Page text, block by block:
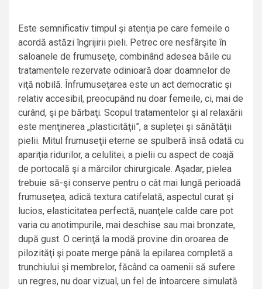
Este semnificativ timpul şi atenţia pe care femeile o
acordă astăzi îngrijirii pieli. Petrec ore nesfârşite în
saloanele de frumuseţe, combinând adesea băile cu
tratamentele rezervate odinioară doar doamnelor de
viţă nobilă. Înfrumuseţarea este un act democratic şi
relativ accesibil, preocupând nu doar femeile, ci, mai de
curând, şi pe bărbaţi. Scopul tratamentelor şi al relaxării
este menţinerea „plasticităţii”, a supleţei şi sănătăţii
pielii. Mitul frumuseţii eterne se spulberă însă odată cu
apariţia ridurilor, a celulitei, a pielii cu aspect de coajă
de portocală şi a mărcilor chirurgicale. Aşadar, pielea
trebuie să-şi conserve pentru o cât mai lungă perioadă
frumuseţea, adică textura catifelată, aspectul curat şi
lucios, elasticitatea perfectă, nuanţele calde care pot
varia cu anotimpurile, mai deschise sau mai bronzate,
după gust. O cerinţă la modă provine din oroarea de
pilozităţi şi poate merge până la epilarea completă a
trunchiului şi membrelor, făcând ca oamenii să sufere
un regres, nu doar vizual, un fel de întoarcere simulată